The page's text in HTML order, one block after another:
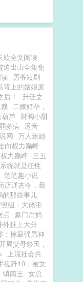
欣全文阅读
迫出山全集免
厉爷短剧
背上的姑娘原
！
升迁之
二嫁好孕，
葫芦 财阀小甜
多病 迟音
网 万人迷她
向权力巅峰
力巅峰 三五
统就是任性
笔笔趣小说
店通古今，我
的那些事儿
组：大佬带
点 豪门后妈
外挂上大分
：撩最强男神
局父母祭天，
上流社会共
搓歼10，被女
镇南王 女总